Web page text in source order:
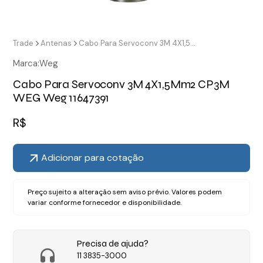
Trade Antenas Cabo Para Servoconv 3M 4X1,5Mm2 CP3M WEG Weg 11647391
Marca:Weg
Cabo Para Servoconv 3M 4X1,5Mm2 CP3M
WEG Weg 11647391
R$
Adicionar para cotação
Preço sujeito a alteração sem aviso prévio. Valores podem
variar conforme fornecedor e disponibilidade.
Precisa de ajuda?
11 3835-3000